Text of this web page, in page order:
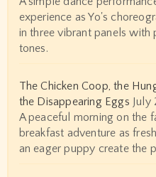
experience as Yo's
in three vibrant panels
tones.
The Chicken Coop, the
the Disappearing Eggs July
A peaceful morning on the
breakfast adventure as
an eager puppy create the